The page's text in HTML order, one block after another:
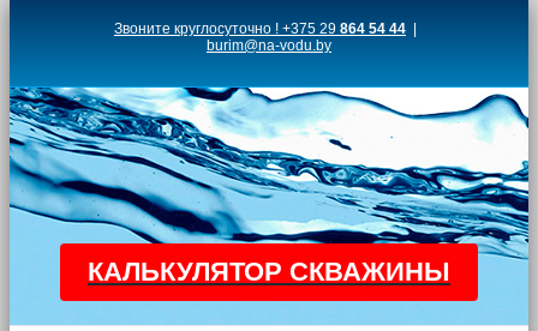
content
Звоните круглосуточно ! +375 29 864 54 44
burim@na-vodu.by
КАЛЬКУЛЯТОР СКВАЖИНЫ